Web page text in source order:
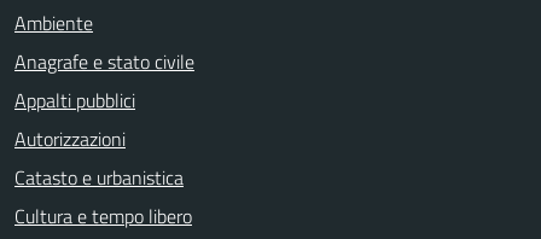
Ambiente
Anagrafe e stato civile
Appalti pubblici
Autorizzazioni
Catasto e urbanistica
Cultura e tempo libero